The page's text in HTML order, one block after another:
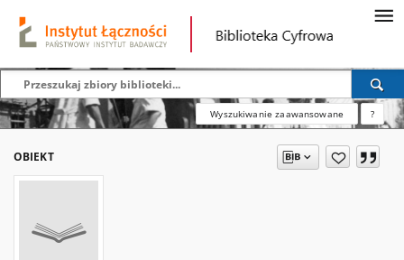
Wyszukiwanie zaawansowane ?
OBIEKT